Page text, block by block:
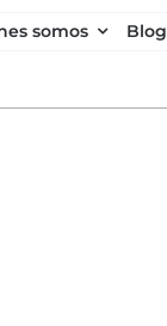
somos Blog